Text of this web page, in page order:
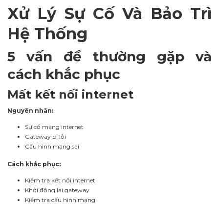
Xử Lý Sự Cố Và Bảo Trì
Hệ Thống
5 vấn đề thường gặp và
cách khắc phục
Mất kết nối internet
Nguyên nhân:
Sự cố mạng internet
Gateway bị lỗi
Cấu hình mạng sai
Cách khắc phục:
Kiểm tra kết nối internet
Khởi động lại gateway
Kiểm tra cấu hình mạng